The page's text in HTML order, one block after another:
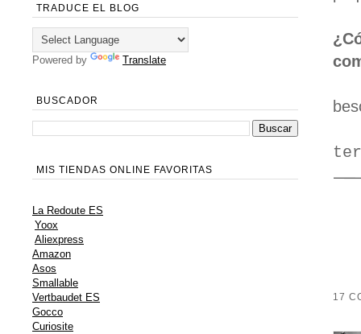
17
TRADUCE EL BLOG
Powered by Translate
BUSCADOR
MIS TIENDAS ONLINE FAVORITAS
La Redoute ES
Yoox
Aliexpress
Amazon
Asos
Smallable
Vertbaudet ES
Gocco
Curiosite